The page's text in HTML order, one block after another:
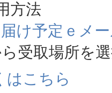
方法
届け予定ｅメ
受取場所を
はこちら